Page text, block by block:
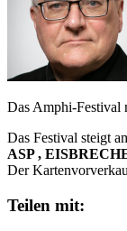
Das Amphi-
Das Festival steigt
ASP ,
Der
Teilen mit: